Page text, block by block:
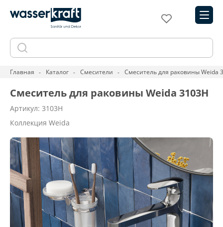
Главная Каталог Смесители Смеситель для раковины Weida
Смеситель для раковины Weida 3103H
Артикул: 3103H
Коллекция Weida